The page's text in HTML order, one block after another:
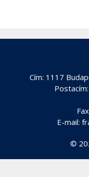
Cím: 1117
E-mail:
©